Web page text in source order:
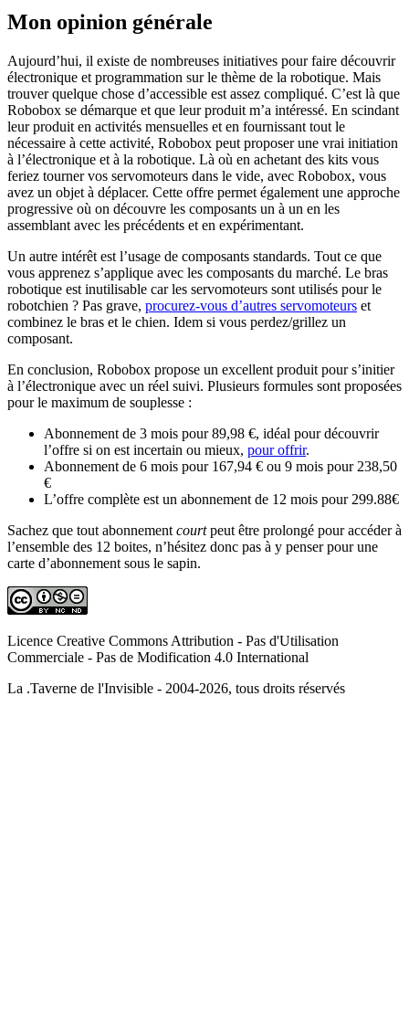
Mon opinion générale
Aujourd’hui, il existe de nombreuses initiatives pour faire découvrir
électronique et programmation sur le thème de la robotique. Mais
trouver quelque chose d’accessible est assez compliqué. C’est là que
Robobox se démarque et que leur produit m’a intéressé. En scindant
leur produit en activités mensuelles et en fournissant tout le
nécessaire à cette activité, Robobox peut proposer une vrai initiation
à l’électronique et à la robotique. Là où en achetant des kits vous
feriez tourner vos servomoteurs dans le vide, avec Robobox, vous
avez un objet à déplacer. Cette offre permet également une approche
progressive où on découvre les composants un à un en les
assemblant avec les précédents et en expérimentant.
Un autre intérêt est l’usage de composants standards. Tout ce que
vous apprenez s’applique avec les composants du marché. Le bras
robotique est inutilisable car les servomoteurs sont utilisés pour le
robotchien ? Pas grave, procurez-vous d’autres servomoteurs et
combinez le bras et le chien. Idem si vous perdez/grillez un
composant.
En conclusion, Robobox propose un excellent produit pour s’initier
à l’électronique avec un réel suivi. Plusieurs formules sont proposées
pour le maximum de souplesse :
Abonnement de 3 mois pour 89,98 €, idéal pour découvrir
l’offre si on est incertain ou mieux, pour offrir.
Abonnement de 6 mois pour 167,94 € ou 9 mois pour 238,50
€
L’offre complète est un abonnement de 12 mois pour 299.88€
Sachez que tout abonnement courtpeut être prolongé pour accéder à
l’ensemble des 12 boites, n’hésitez donc pas à y penser pour une
carte d’abonnement sous le sapin.
Licence Creative Commons Attribution - Pas d'Utilisation
Commerciale - Pas de Modification 4.0 International
La .Taverne de l'Invisible - 2004-2026, tous droits réservés